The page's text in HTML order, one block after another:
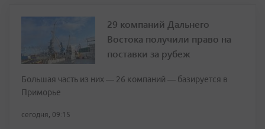
29 компаний Дальнего
Востока получили право на
поставки за рубеж
Большая часть из них — 26 компаний — базируется в
Приморье
сегодня, 09:15